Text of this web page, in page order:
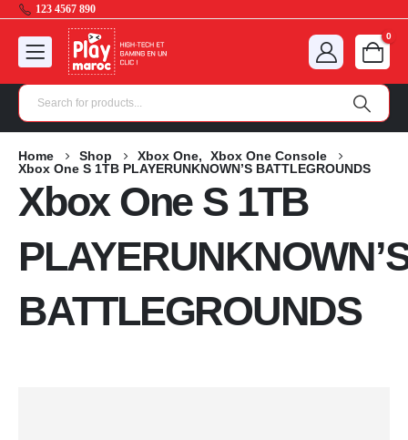
123 4567 890
0
Home Shop Xbox One,
Xbox One Console
Xbox One S 1TB PLAYERUNKNOWN’S BATTLEGROUNDS
Xbox One S 1TB
BATTLEGROUNDS